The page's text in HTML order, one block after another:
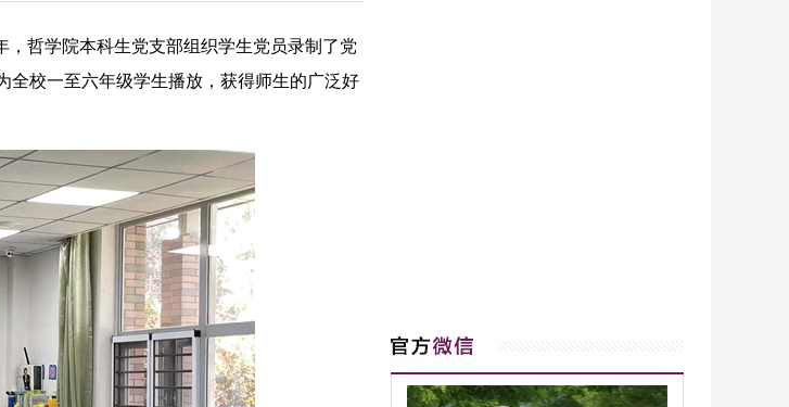
，哲学院本科生党支部组织学生党员录制了党
全校一至六年级学生播放，获得师生的广泛好